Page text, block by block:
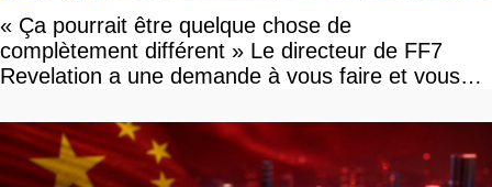
« Ça pourrait être quelque chose de
complètement différent » Le directeur de FF7
Revelation a une demande à vous faire et vous